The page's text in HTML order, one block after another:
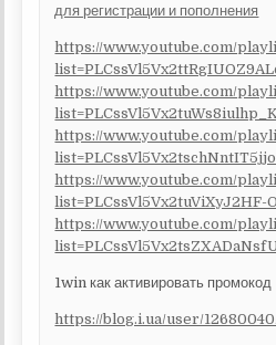
для регистрации и пополнения
https://www.youtube.com/
https://www.youtube.com/
https://www.youtube.com/
https://www.youtube.com/
list=PLCssVl5Vx2tuViXyJ2HF-
https://www.youtube.com/
1win как активировать промокод
https://blog.i.ua/user/